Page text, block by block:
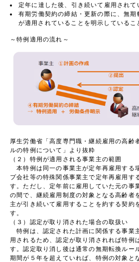
定年に達した後、引き続いて雇用されて
有期労働契約の締結・更新の際に、無期
が適用されていることを明示しているこ
～特例適用の流れ～
厚生労働省「高度専門職・継続雇用の高齢
ルの特例について」より抜粋
（２）特例が適用される事業主の範囲
本特例は同一の事業主が定年再雇用する
プ会社等の特殊関係事業主で定年再雇用す
す。ただし、定年前に雇用していた元の事
の間で、継続雇用制度の対象となる高齢者
主が引き続いて雇用することを約する契約
す。
（３）認定が取り消された場合の取扱い
特例は、認定された計画に関係する事業
用されるため、認定が取り消されれば特例
す。認定取り消し後は通常の無期転換ルー
期間が５年を超えていれば、特例の対象と